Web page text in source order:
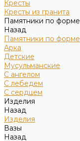
Кресты
Кресты из гранита
Памятники по форме
Назад
Памятники по форме
Арка
Детские
Мусульманские
С ангелом
С лебедем
С сердцем
Изделия
Назад
Изделия
Вазы
Назад